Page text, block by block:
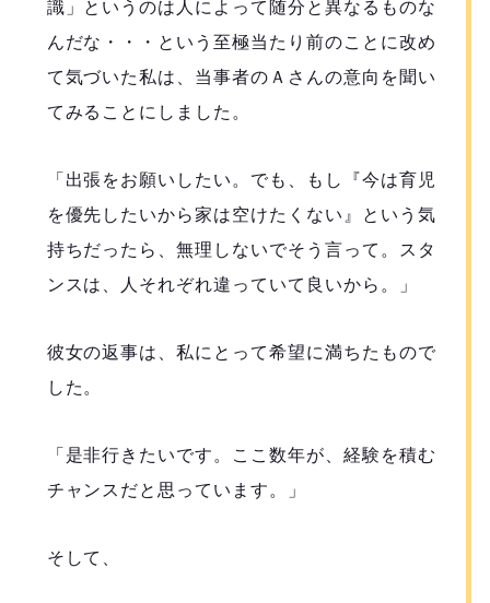
識」というのは人によって随分と異なるものな
んだな・・・という至極当たり前のことに改め
て気づいた私は、当事者のＡさんの意向を聞い
てみることにしました。
「出張をお願いしたい。でも、もし『今は育児
を優先したいから家は空けたくない』という気
持ちだったら、無理しないでそう言って。スタ
ンスは、人それぞれ違っていて良いから。」
彼女の返事は、私にとって希望に満ちたもので
した。
「是非行きたいです。ここ数年が、経験を積む
チャンスだと思っています。」
そして、